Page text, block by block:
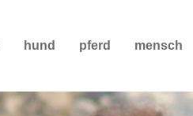
hund pferd mensch